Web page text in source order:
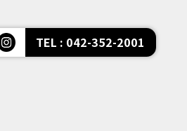
TEL : 042-352-2001